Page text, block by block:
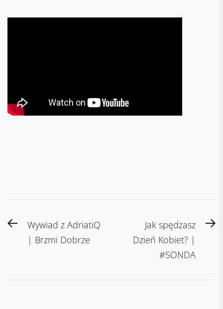
Post
navigation
PreviousWywiad z AdriatiQ
| Brzmi Dobrze
Jak spędzasz
Dzień Kobiet? |
#SONDA